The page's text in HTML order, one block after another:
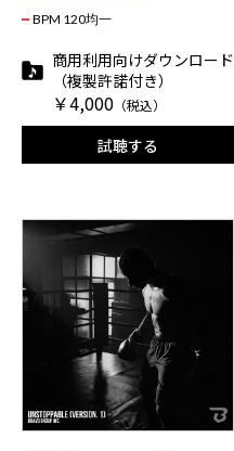
BPM 120均一
商用利用向けダウンロード
（複製許諾付き）
￥4,000 （税込）
試聴する